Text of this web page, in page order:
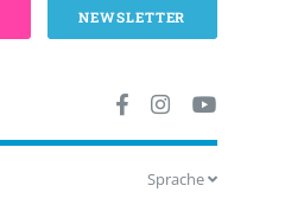
Sprache
NEWSLETTER